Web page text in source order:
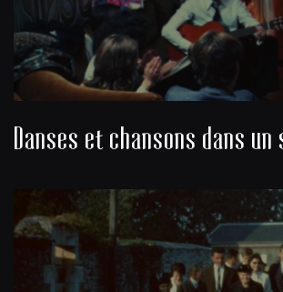
Danses et chansons dans un